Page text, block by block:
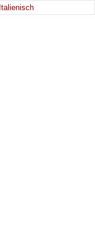
Italienisch